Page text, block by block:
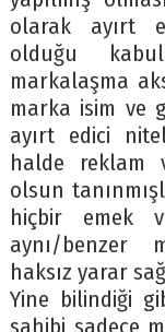
olarak ayırt
olduğu
markalaşma
marka isim ve
ayırt edici
halde reklam
olsun
hiçbir emek
aynı/benzer
haksız yarar
Yine bilindiği